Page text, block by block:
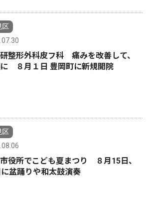
区
整形外科皮フ科 痛みを改善して、
８月１日 豊岡町に新規開院
区
役所でこども夏まつり ８月15日、
盆踊りや和太鼓演奏